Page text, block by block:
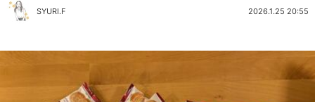
SYURI.F 2026.1.25 20:55